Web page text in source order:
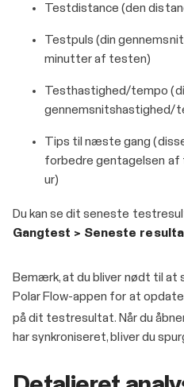
Testdistance (den
Testpuls (din
minutter af testen)
Testhastighed/tempo
gennemsnitshastighed/
Tips til næste gang
forbedre gentagelsen af
ur)
Du kan se dit seneste
Gangtest > Seneste
Bemærk, at du bliver nødt til at
Polar Flow-appen for at
på dit testresultat. Når du
har synkroniseret, bliver du